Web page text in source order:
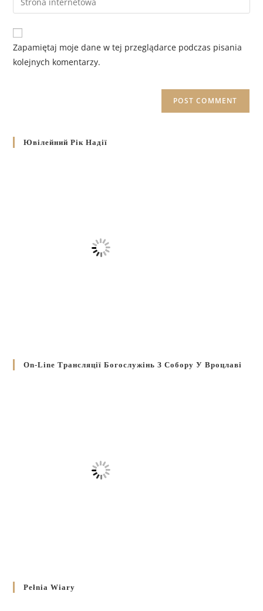
Zapamiętaj moje dane w tej przeglądarce podczas pisania
kolejnych komentarzy.
Ювілейний Рік Надії
On-Line Трансляції Богослужінь З Собору У Вроцлаві
Pełnia Wiary